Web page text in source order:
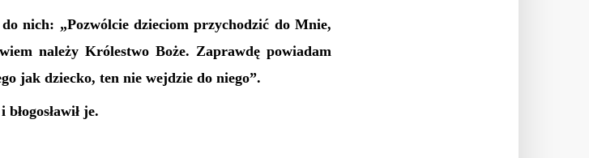
nich: „Pozwólcie dzieciom przychodzić do Mnie,
należy Królestwo Boże. Zaprawdę powiadam
jak dziecko, ten nie wejdzie do niego”.
je.